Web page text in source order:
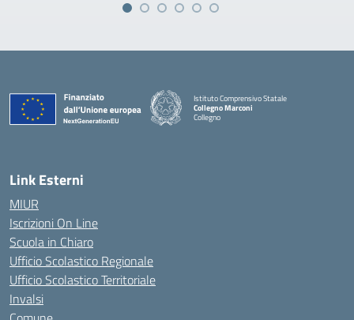
Istituto Comprensivo Statale
Collegno Marconi
Collegno
Link Esterni
MIUR
Iscrizioni On Line
Scuola in Chiaro
Ufficio Scolastico Regionale
Ufficio Scolastico Territoriale
Invalsi